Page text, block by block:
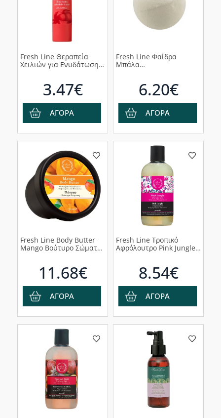
Fresh Line Θεραπεία
Χειλιών για Ενυδάτωση
3.47€
ΑΓΟΡΑ
Fresh Line Φαίδρα
Μπάλα
6.20€
ΑΓΟΡΑ
Fresh Line Body Butter
Mango Βούτυρο Σώματος
Macadamia, 150ml
11.68€
ΑΓΟΡΑ
Fresh Line Τροπικό
Αφρόλουτρο Pink Jungle,
8.54€
ΑΓΟΡΑ